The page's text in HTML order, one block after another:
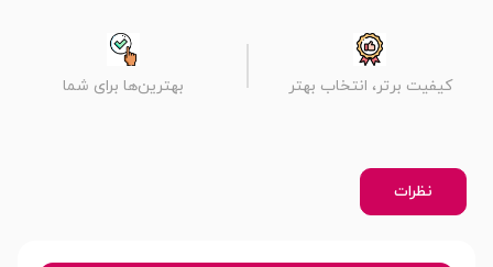
کیفیت برتر، انتخاب بهتر بهترین‌ها برای شما
نظرات